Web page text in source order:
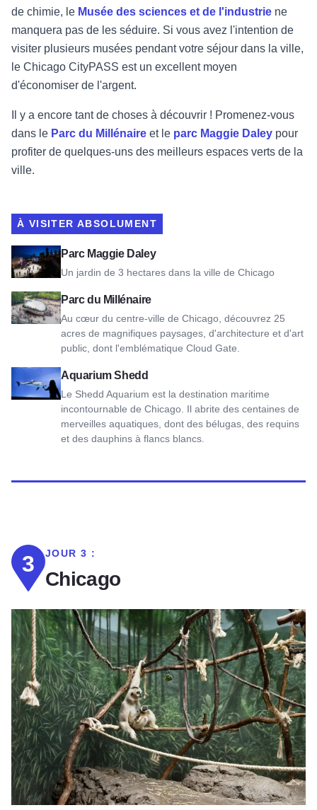
de chimie, le Musée des sciences et de l'industrie ne
manquera pas de les séduire. Si vous avez l'intention de
visiter plusieurs musées pendant votre séjour dans la ville,
le Chicago CityPASS est un excellent moyen
d'économiser de l'argent.
Il y a encore tant de choses à découvrir ! Promenez-vous
dans le Parc du Millénaire et le parc Maggie Daley pour
profiter de quelques-uns des meilleurs espaces verts de la
ville.
À VISITER ABSOLUMENT
Parc Maggie Daley
Un jardin de 3 hectares dans la ville de Chicago
Voir Maggie Daley Park
Parc du Millénaire
Au cœur du centre-ville de Chicago, découvrez 25
acres de magnifiques paysages, d'architecture et d'art
public, dont l'emblématique Cloud Gate.
Voir Millennium Park
Aquarium Shedd
Le Shedd Aquarium est la destination maritime
incontournable de Chicago. Il abrite des centaines de
merveilles aquatiques, dont des bélugas, des requins
et des dauphins à flancs blancs.
Voir Shedd Aquarium
3 JOUR 3 :
Chicago